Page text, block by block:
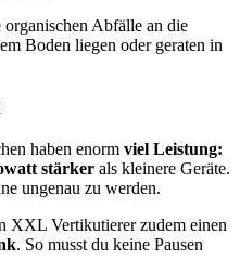
Abfälle an die
Boden liegen oder geraten in
haben enorm viel Leistung:
stärker als kleinere Geräte.
ungenau zu werden.
XXL Vertikutierer zudem einen
. So musst du keine Pausen